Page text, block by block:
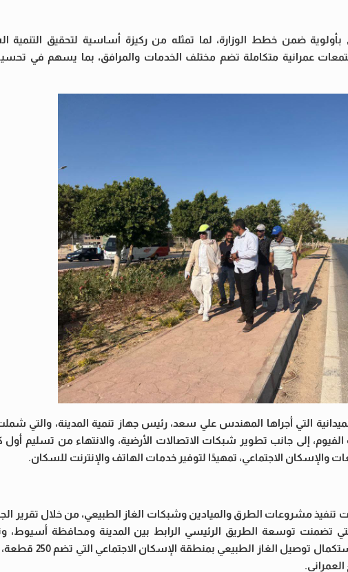
ضمن خطط الوزارة، لما تمثله من ركيزة أساسية لتحقيق التنمية
عمرانية متكاملة تضم مختلف الخدمات والمرافق، بما يسهم في
التي أجراها المهندس علي سعد، رئيس جهاز تنمية المدينة، والتي
إلى جانب تطوير شبكات الاتصالات الأرضية، والانتهاء من تسليم أول
والإسكان الاجتماعي، تمهيدًا لتوفير خدمات الهاتف والإنترنت للسكان.
مشروعات الطرق والميادين وشبكات الغاز الطبيعي، من خلال تقرير
تضمنت توسعة الطريق الرئيسي الرابط بين المدينة ومحافظة أسيوط،
الصحراوي الشرقي، ورفع كفاءة ميدان النصر،